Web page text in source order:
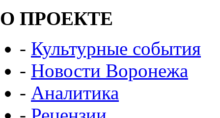
О ПРОЕКТЕ
- Культурные события
- Новости Воронежа
- Аналитика